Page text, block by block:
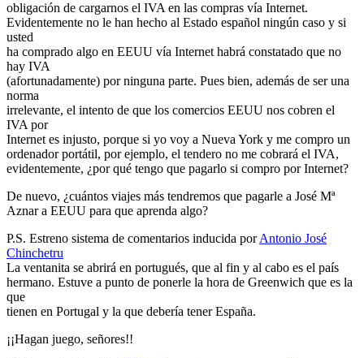
obligación de cargarnos el IVA en las compras vía Internet.
Evidentemente no le han hecho al Estado español ningún caso y si
usted
ha comprado algo en EEUU vía Internet habrá constatado que no
hay IVA
(afortunadamente) por ninguna parte. Pues bien, además de ser una
norma
irrelevante, el intento de que los comercios EEUU nos cobren el
IVA por
Internet es injusto, porque si yo voy a Nueva York y me compro un
ordenador portátil, por ejemplo, el tendero no me cobrará el IVA,
evidentemente, ¿por qué tengo que pagarlo si compro por Internet?
De nuevo, ¿cuántos viajes más tendremos que pagarle a José Mª
Aznar a EEUU para que aprenda algo?
P.S. Estreno sistema de comentarios inducida porAntonio José
Chinchetru
La ventanita se abrirá en portugués, que al fin y al cabo es el país
hermano. Estuve a punto de ponerle la hora de Greenwich que es la
que
tienen en Portugal y la que debería tener España.
¡¡Hagan juego, señores!!